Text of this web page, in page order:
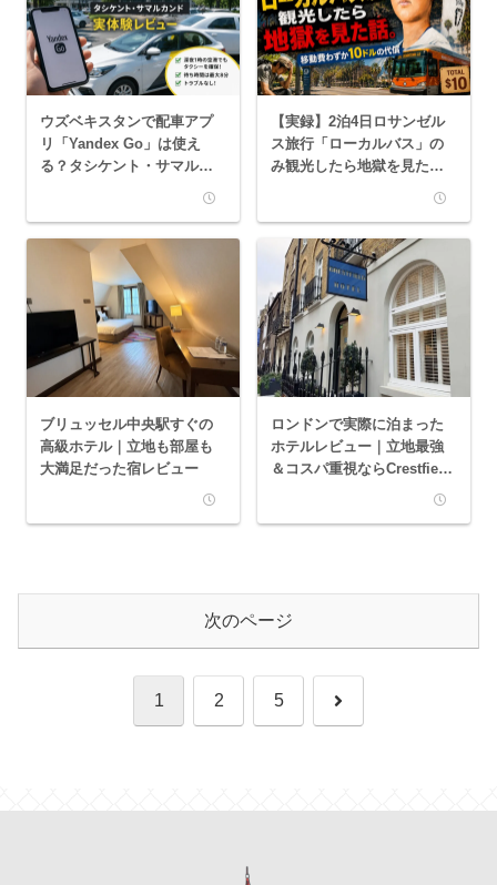
ウズベキスタンで配車アプ
リ「Yandex Go」は使え
る？タシケント・サマルカ
【実録】2泊4日ロサンゼル
ス旅行「ローカルバス」の
み観光したら地獄を見た
話。移動費わずか10ドルの
ブリュッセル中央駅すぐの
高級ホテル｜立地も部屋も
大満足だった宿レビュー
ロンドンで実際に泊まった
ホテルレビュー｜立地最強
＆コスパ重視ならCrestfield
次のページ
1 2 5 次